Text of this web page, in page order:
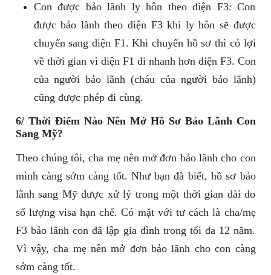
Con được bảo lãnh ly hôn theo diện F3: Con
được bảo lãnh theo diện F3 khi ly hôn sẽ được
chuyển sang diện F1. Khi chuyển hồ sơ thì có lợi
về thời gian vì diện F1 đi nhanh hơn diện F3. Con
của người bảo lãnh (cháu của người bảo lãnh)
cũng được phép đi cùng.
6/ Thời Điểm Nào Nên Mở Hồ Sơ Bảo Lãnh Con
Sang Mỹ?
Theo chúng tôi, cha mẹ nên mở đơn bảo lãnh cho con
mình càng sớm càng tốt. Như bạn đã biết, hồ sơ bảo
lãnh sang Mỹ được xử lý trong một thời gian dài do
số lượng visa hạn chế. Có mặt với tư cách là cha/mẹ
F3 bảo lãnh con đã lập gia đình trong tối đa 12 năm.
Vì vậy, cha mẹ nên mở đơn bảo lãnh cho con càng
sớm càng tốt.